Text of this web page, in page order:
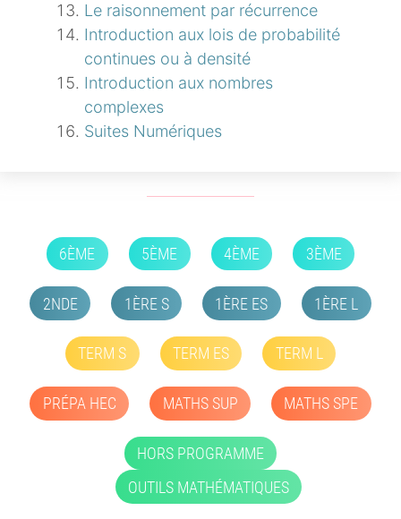
Le raisonnement par récurrence
Introduction aux lois de probabilité
continues ou à densité
Introduction aux nombres
complexes
Suites Numériques
6ÈME 5ÈME 4ÈME 3ÈME
2NDE 1ÈRE S 1ÈRE ES 1ÈRE L
TERM S TERM ES TERM L
PRÉPA HEC MATHS SUP MATHS SPE
HORS PROGRAMME
OUTILS MATHÉMATIQUES